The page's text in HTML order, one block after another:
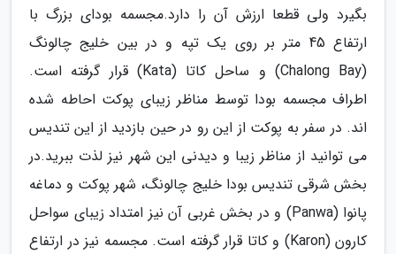
بگیرد ولی قطعا ارزش آن را دارد.مجسمه بودای بزرگ با
ارتفاع 45 متر بر روی یک تپه و در بین خلیج چالونگ
(Chalong Bay) و ساحل کاتا (Kata) قرار گرفته است.
اطراف مجسمه بودا توسط مناظر زیبای پوکت احاطه شده
اند. در سفر به پوکت از این رو در حین بازدید از این تندیس
می توانید از مناظر زیبا و دیدنی این شهر نیز لذت ببرید.در
بخش شرقی تندیس بودا خلیج چالونگ، شهر پوکت و دماغه
پانوا (Panwa) و در بخش غربی آن نیز امتداد زیبای سواحل
کارون (Karon) و کاتا قرار گرفته است. مجسمه نیز در ارتفاع